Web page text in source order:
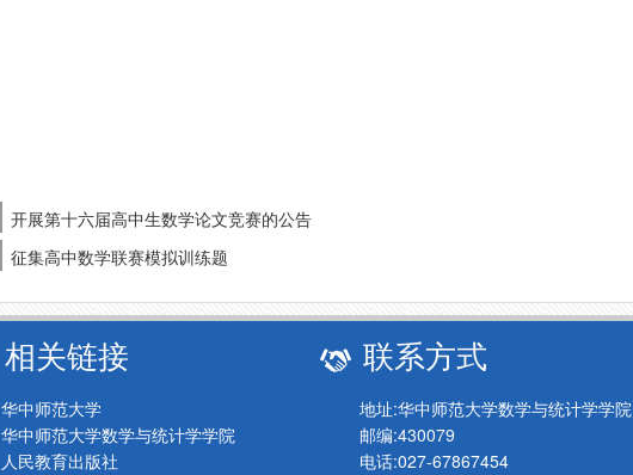
开展第十六届高中生数学论文竞赛的公告
征集高中数学联赛模拟训练题
相关链接
华中师范大学
华中师范大学数学与统计学学院
人民教育出版社
联系方式
地址:华中师范大学数学与统计学学院
邮编:430079
电话:027-67867454